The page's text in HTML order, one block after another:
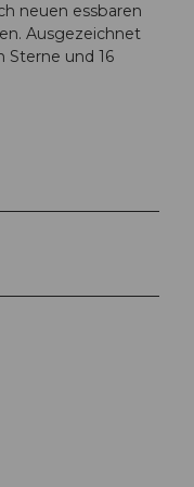
neuen essbaren
Ausgezeichnet
und 16